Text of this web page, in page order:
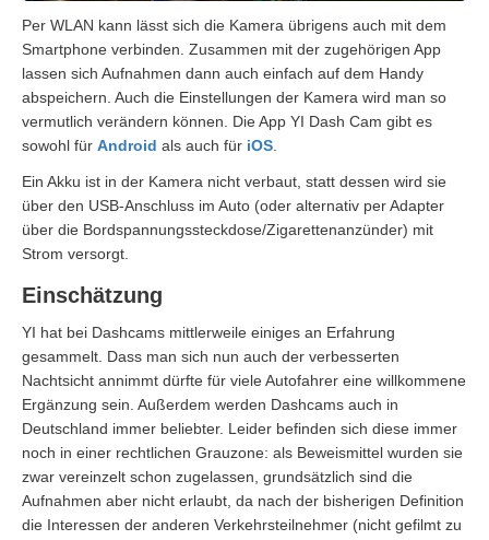
Per WLAN kann lässt sich die Kamera übrigens auch mit dem
Smartphone verbinden. Zusammen mit der zugehörigen App
lassen sich Aufnahmen dann auch einfach auf dem Handy
abspeichern. Auch die Einstellungen der Kamera wird man so
vermutlich verändern können. Die App YI Dash Cam gibt es
sowohl für Android als auch für iOS
Ein Akku ist in der Kamera nicht verbaut, statt dessen wird sie
über den USB-Anschluss im Auto (oder alternativ per Adapter
über die Bordspannungssteckdose/Zigarettenanzünder) mit
Strom versorgt.
Einschätzung
YI hat bei Dashcams mittlerweile einiges an Erfahrung
gesammelt. Dass man sich nun auch der verbesserten
Nachtsicht annimmt dürfte für viele Autofahrer eine willkommene
Ergänzung sein. Außerdem werden Dashcams auch in
Deutschland immer beliebter. Leider befinden sich diese immer
noch in einer rechtlichen Grauzone: als Beweismittel wurden sie
zwar vereinzelt schon zugelassen, grundsätzlich sind die
Aufnahmen aber nicht erlaubt, da nach der bisherigen Definition
die Interessen der anderen Verkehrsteilnehmer (nicht gefilmt zu